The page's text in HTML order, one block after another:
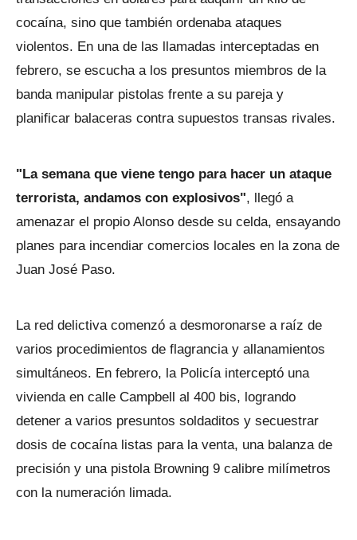
cocaína, sino que también ordenaba ataques
violentos. En una de las llamadas interceptadas en
febrero, se escucha a los presuntos miembros de la
banda manipular pistolas frente a su pareja y
planificar balaceras contra supuestos transas rivales.
"La semana que viene tengo para hacer un ataque
terrorista, andamos con explosivos", llegó a
amenazar el propio Alonso desde su celda, ensayando
planes para incendiar comercios locales en la zona de
Juan José Paso.
La red delictiva comenzó a desmoronarse a raíz de
varios procedimientos de flagrancia y allanamientos
simultáneos. En febrero, la Policía interceptó una
vivienda en calle Campbell al 400 bis, logrando
detener a varios presuntos soldaditos y secuestrar
dosis de cocaína listas para la venta, una balanza de
precisión y una pistola Browning 9 calibre milímetros
con la numeración limada.